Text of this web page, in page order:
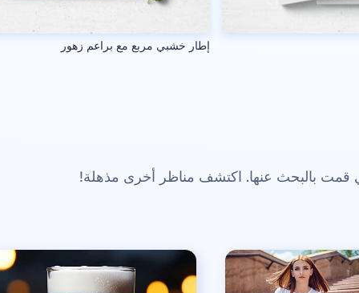
إطار خشبي مربع مع براعم زهور
قمت بالبحث عنها. اكتشف مناظر أخرى مذهلة!